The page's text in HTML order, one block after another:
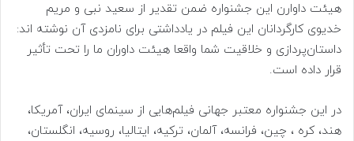
هیئت داوارن این جشنواره ضمن تقدیر از سعید نبی و مریم
خدیوی کارگردانان این فیلم در یادداشتی برای نامزدی آن نوشته اند:
داستان‌پردازی و خلاقیت شما واقعا هیئت داوران ما را تحت تأثیر
قرار داده است.
در این جشنواره معتبر جهانی فیلم‌هایی از سینمای ایران، آمریکا،
هند، کره ، چین، فرانسه، آلمان، ترکیه، ایتالیا، روسیه، انگلستان،